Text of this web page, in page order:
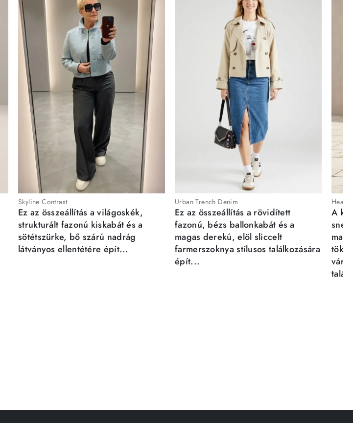
Skyline Contrast
Ez az összeállítás a világoskék,
strukturált fazonú kiskabát és a
sötétszürke, bő szárú nadrág
látványos ellentétére épít...
Urban Trench Denim
Ez az összeállítás a rövidített
fazonú, bézs ballonkabát és a
magas derekú, elöl sliccelt
farmerszoknya stílusos találkozására
épít...
A